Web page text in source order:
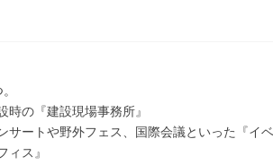
時の『建設現場事務所』
サートや野外フェス、国際会議といった『イ
ィス』